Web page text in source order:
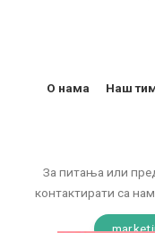
За питања или
контактирати са
О нама Наш